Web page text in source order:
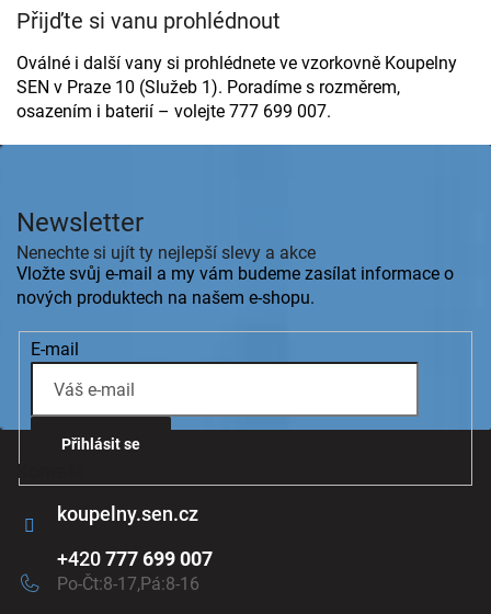
Přijďte si vanu prohlédnout
Oválné i další vany si prohlédnete ve vzorkovně Koupelny
SEN v Praze 10 (Služeb 1). Poradíme s rozměrem,
osazením i baterií – volejte 777 699 007.
Z
Kontakt
+420777 699 007
Po-Čt:8-17,Pá:8-16
koupelny.sen.cz
Newsletter
Nenechte si ujít ty nejlepší slevy a akce
Vložte svůj e-mail a my vám budeme zasílat informace o
nových produktech na našem e-shopu.
E-mail
Přihlásit se